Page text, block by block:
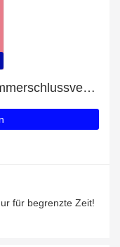
Bis zu 40% Rabatt auf den Sommerschlussverkauf
für begrenzte Zeit!